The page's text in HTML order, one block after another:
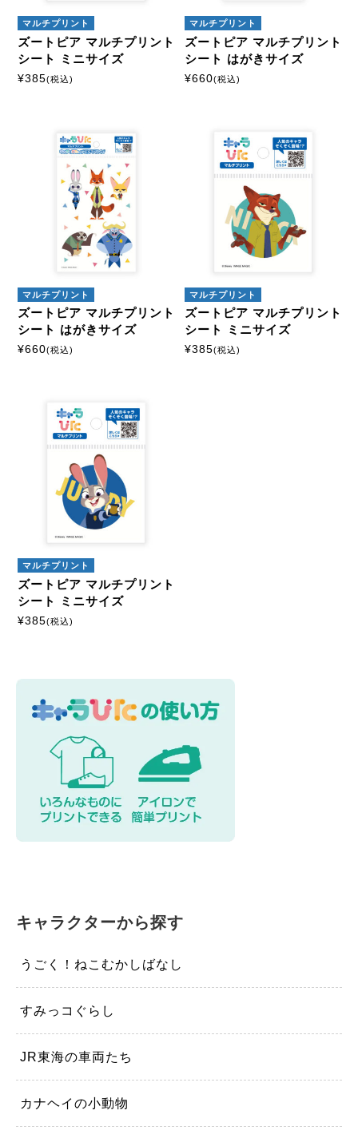
マルチプリント
ズートピア マルチプリント
シート ミニサイズ
¥385(税込)
マルチプリント
ズートピア マルチプリント
シート はがきサイズ
¥660(税込)
マルチプリント
ズートピア マルチプリント
シート はがきサイズ
¥660(税込)
マルチプリント
ズートピア マルチプリント
シート ミニサイズ
¥385(税込)
マルチプリント
ズートピア マルチプリント
シート ミニサイズ
¥385(税込)
キャラクターから探す
うごく！ねこむかしばなし
すみっコぐらし
JR東海の車両たち
カナヘイの小動物